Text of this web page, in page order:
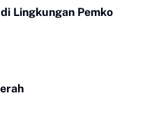
Lingkungan Pemko